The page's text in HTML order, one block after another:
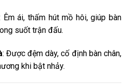
Êm ái, thấm hút mồ hôi, giúp bàn
suốt trận đấu.
: Được đệm dày, cố định bàn chân,
khi bật nhảy.